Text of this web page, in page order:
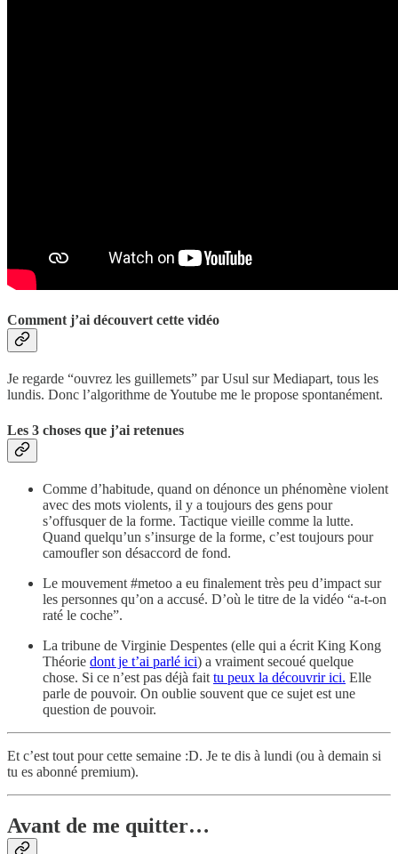
Comment j’ai découvert cette vidéo
Je regarde “ouvrez les guillemets” par Usul sur Mediapart, tous les
lundis. Donc l’algorithme de Youtube me le propose spontanément.
Les 3 choses que j’ai retenues
Comme d’habitude, quand on dénonce un phénomène violent
avec des mots violents, il y a toujours des gens pour
s’offusquer de la forme. Tactique vieille comme la lutte.
Quand quelqu’un s’insurge de la forme, c’est toujours pour
camoufler son désaccord de fond.
Le mouvement #metoo a eu finalement très peu d’impact sur
les personnes qu’on a accusé. D’où le titre de la vidéo “a-t-on
raté le coche”.
La tribune de Virginie Despentes (elle qui a écrit King Kong
Théorie dont je t’ai parlé ici) a vraiment secoué quelque
chose. Si ce n’est pas déjà fait tu peux la découvrir ici. Elle
parle de pouvoir. On oublie souvent que ce sujet est une
question de pouvoir.
Et c’est tout pour cette semaine :D. Je te dis à lundi (ou à demain si
tu es abonné premium).
Avant de me quitter…